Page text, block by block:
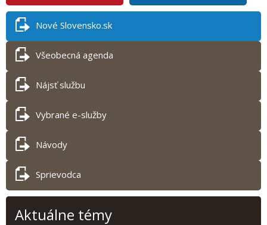
Nové Slovensko.sk
Všeobecná agenda
Nájsť službu
Vybrané e-služby
Návody
Sprievodca
Aktuálne témy